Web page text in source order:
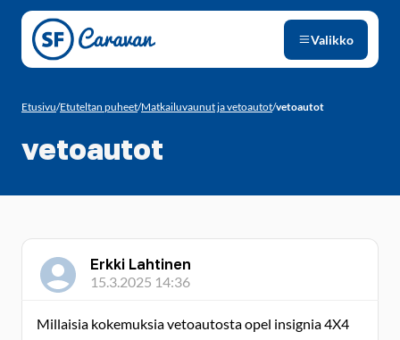
Siirry sivun sisältöön
Valikko
Etusivu/Etuteltan puheet/Matkailuvaunut ja vetoautot/vetoautot
vetoautot
Erkki Lahtinen
15.3.2025 14:36
Millaisia kokemuksia vetoautosta opel insignia 4X4